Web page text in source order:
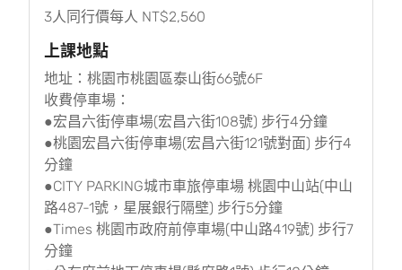
3人同行價每人 NT$2,560
上課地點
地址：桃園市桃園區泰山街66號6F
收費停車場：
●宏昌六街停車場(宏昌六街108號) 步行4分鐘
●桃園宏昌六街停車場(宏昌六街121號對面) 步行4
分鐘
●CITY PARKING城市車旅停車場 桃園中山站(中山
路487-1號，星展銀行隔壁) 步行5分鐘
●Times 桃園市政府前停車場(中山路419號) 步行7
分鐘